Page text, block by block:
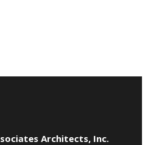
Architects, Inc.